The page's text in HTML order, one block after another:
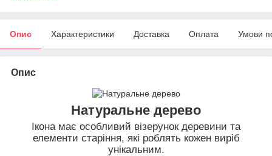
Опис Характеристики Доставка Оплата Умови
Опис
Натуральне дерево
Ікона має особливий візерунок деревини та
елементи старіння, які роблять кожен виріб
унікальним.